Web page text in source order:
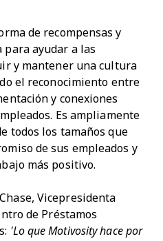
de recompensas y
para ayudar a las
y mantener una cultura
el reconocimiento entre
y conexiones
Es ampliamente
todos los tamaños que
de sus empleados y
más positivo.
Vicepresidenta
de Préstamos
'Lo que Motivosity hace por